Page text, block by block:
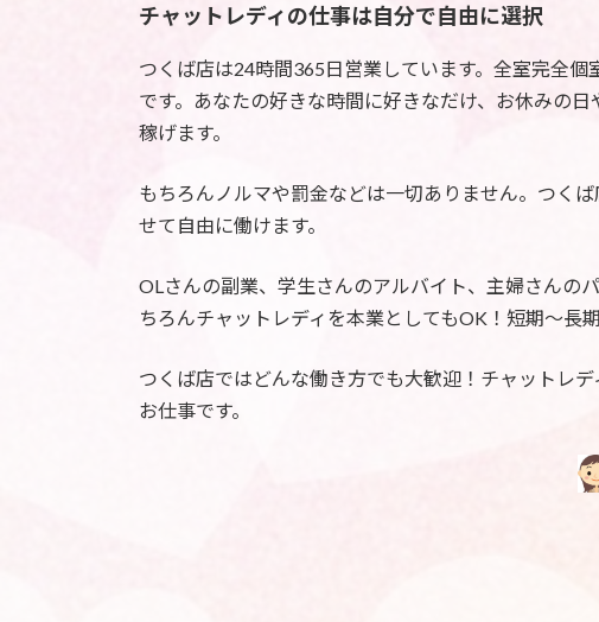
チャットレディの仕事は自分で自由に選択
つくば店は24時間365日営業しています。全室完全
です。あなたの好きな時間に好きなだけ、お休みの
稼げます。
もちろんノルマや罰金などは一切ありません。つく
せて自由に働けます。
OLさんの副業、学生さんのアルバイト、主婦さんの
ちろんチャットレディを本業としてもOK！短期～長
つくば店ではどんな働き方でも大歓迎！チャットレ
お仕事です。